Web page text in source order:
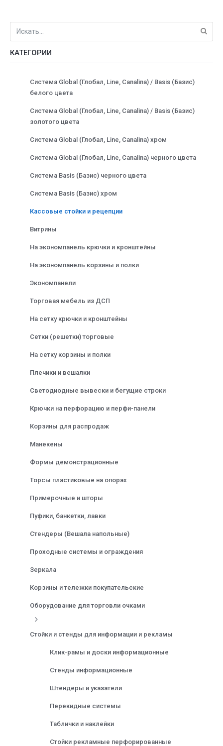
КАТЕГОРИИ
Система Global (Глобал, Line, Canalina) / Basis (Базис)
белого цвета
Система Global (Глобал, Line, Canalina) / Basis (Базис)
золотого цвета
Система Global (Глобал, Line, Canalina) хром
Система Global (Глобал, Line, Canalina) черного цвета
Система Basis (Базис) черного цвета
Система Basis (Базис) хром
Кассовые стойки и рецепции
Витрины
На экономпанель крючки и кронштейны
На экономпанель корзины и полки
Экономпанели
Торговая мебель из ДСП
На сетку крючки и кронштейны
Сетки (решетки) торговые
На сетку корзины и полки
Плечики и вешалки
Светодиодные вывески и бегущие строки
Крючки на перфорацию и перфи-панели
Корзины для распродаж
Манекены
Формы демонстрационные
Торсы пластиковые на опорах
Примерочные и шторы
Пуфики, банкетки, лавки
Стендеры (Вешала напольные)
Проходные системы и ограждения
Зеркала
Корзины и тележки покупательские
Оборудование для торговли очками
Стойки и стенды для информации и рекламы
Клик-рамы и доски информационные
Стенды информационные
Штендеры и указатели
Перекидные системы
Таблички и наклейки
Стойки рекламные перфорированные